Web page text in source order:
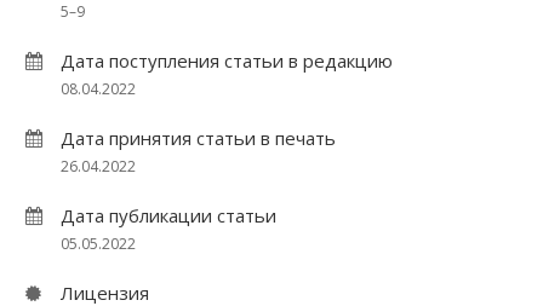
5–9
Дата поступления статьи в редакцию
08.04.2022
Дата принятия статьи в печать
26.04.2022
Дата публикации статьи
05.05.2022
Лицензия